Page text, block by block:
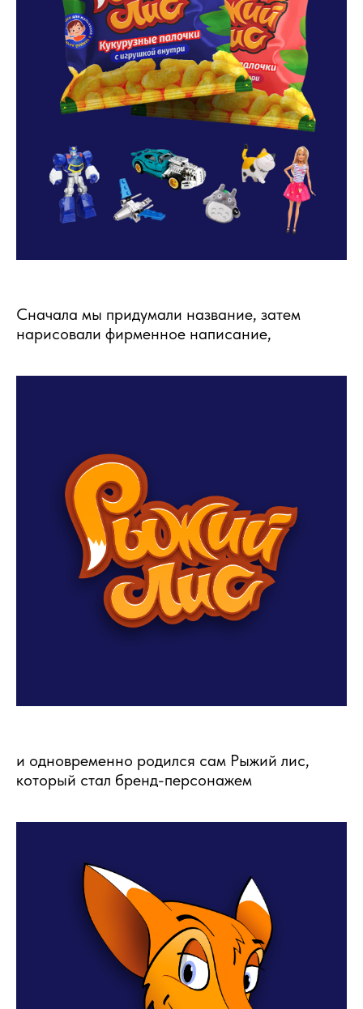
Сначала мы придумали название, затем
нарисовали фирменное написание,
и одновременно родился сам Рыжий лис,
который стал бренд-персонажем